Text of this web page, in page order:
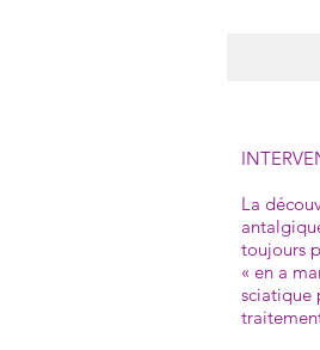
La
toujours
« en a
sciatique